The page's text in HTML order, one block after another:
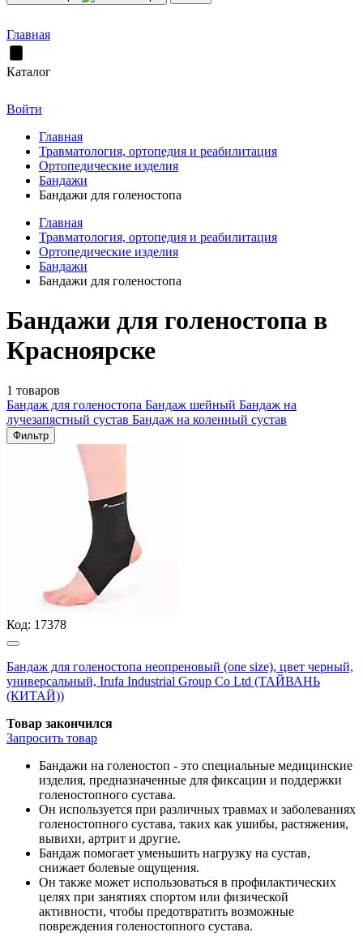
Главная
Каталог
Войти
Главная
Травматология, ортопедия и реабилитация
Ортопедические изделия
Бандажи
Бандажи для голеностопа
Главная
Травматология, ортопедия и реабилитация
Ортопедические изделия
Бандажи
Бандажи для голеностопа
Бандажи для голеностопа в
Красноярске
1 товаров
Бандаж для голеностопа Бандаж шейный Бандаж на
лучезапястный сустав Бандаж на коленный сустав
Фильтр
Код: 17378
Бандаж для голеностопа неопреновый (one size), цвет черный,
универсальный, Irufa Industrial Group Co Ltd (ТАЙВАНЬ
(КИТАЙ))
Товар закончился
Запросить товар
Бандажи на голеностоп - это специальные медицинские
изделия, предназначенные для фиксации и поддержки
голеностопного сустава.
Он используется при различных травмах и заболеваниях
голеностопного сустава, таких как ушибы, растяжения,
вывихи, артрит и другие.
Бандаж помогает уменьшить нагрузку на сустав,
снижает болевые ощущения.
Он также может использоваться в профилактических
целях при занятиях спортом или физической
активности, чтобы предотвратить возможные
повреждения голеностопного сустава.